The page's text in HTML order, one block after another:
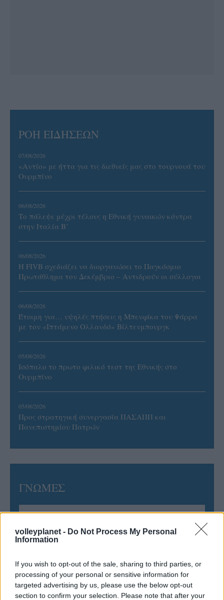
volleyplanet - Do Not Process My Personal
Information
If you wish to opt-out of the sale, sharing to third parties, or
processing of your personal or sensitive information for
targeted advertising by us, please use the below opt-out
section to confirm your selection. Please note that after your
ΡΟΗ ΕΙΔΗΣΕΩΝ
07/08/2026
«Αντίο» με ήττα για τις διεθνείς μας στο τουρνουά του
Ουρμπίνο
06/08/2026
Το πάλεψε μέχρι τέλους η Εθνική γυναικών κόντρα
στην Ιταλία Β’
06/08/2026
Η FIVB σχεδιάζει να διοργανώσει το Παγκόσμιο
Πρωτάθλημα τον Δεκέμβριο – Αντιδρούν οι σύλλογοι
06/08/2026
Έτοιμη για… υψηλές πτήσεις η Μπενφίκα του Ψάρρα
με τον «Ιπτάμενο Ολλανδό» Βίλτενμπουργκ
05/08/2026
Ισόπαλο το πρωτο φιλικό τεστ της Εθνικής στο
Ουρμπίνο
05/08/2026
Προς στρατηγική συνεργασία ΠΑΣΑΠΠ και
Πανεπιστημίου Πατρών
ΓΝΩΜΕΣ
ΠΕΝΥ ΡΟΝΤΟΓΙΑΝΝΗ
στο σήμερα: Tο τρίτο
ευρωπαϊκό ραντεβού του
Παναθηναϊκού με την
ιστορία